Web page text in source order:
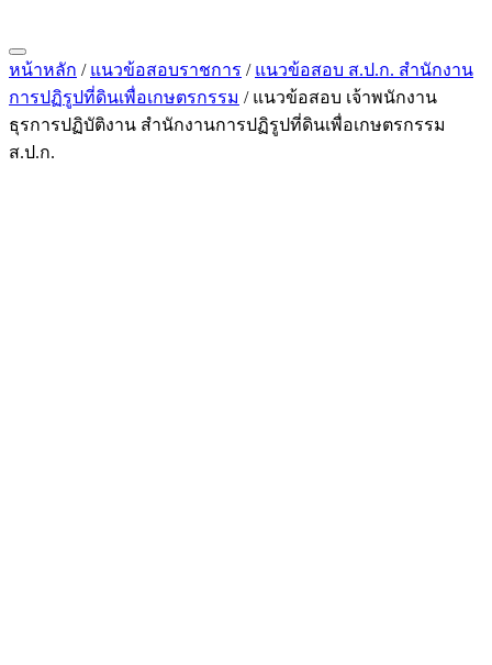
หน้าหลัก / แนวข้อสอบราชการ / แนวข้อสอบ ส.ป.ก. สำนักงาน
การปฏิรูปที่ดินเพื่อเกษตรกรรม / แนวข้อสอบ เจ้าพนักงาน
ธุรการปฏิบัติงาน สำนักงานการปฏิรูปที่ดินเพื่อเกษตรกรรม
ส.ป.ก.